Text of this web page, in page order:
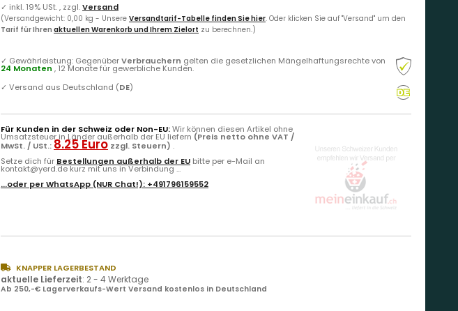
✓ inkl. 19% USt. , zzgl.Versand
(Versandgewicht: 0,00 kg - Unsere Versandtarif-Tabelle finden Sie hier. Oder klicken Sie auf "Versand" um den
Tarif für Ihren aktuellen Warenkorb und Ihrem Zielort zu berechnen.)
✓ Gewährleistung: GegenüberVerbrauchern gelten die gesetzlichen Mängelhaftungsrechte von
24 Monaten , 12 Monate für gewerbliche Kunden.
✓ Versand aus Deutschland (DE)
Für Kunden in der Schweiz oder Non-EU:Wir können diesen Artikel ohne
Umsatzsteuer in Länder außerhalb der EU liefern (Preis netto ohne VAT /
MwSt. / USt.: 8.25 Euro zzgl. Steuern) .
Setze dich für Bestellungen außerhalb der EU bitte per e-Mail an
kontakt@yerd.de kurz mit uns in Verbindung ...
...oder perWhatsApp (NUR Chat!): +491796159552
KNAPPER LAGERBESTAND
aktuelle Lieferzeit: 2 - 4 Werktage
Ab 250,-€ Lagerverkaufs-Wert Versand kostenlos in Deutschland